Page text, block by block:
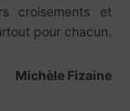
croisements et
pour chacun.
Michèle Fizaine